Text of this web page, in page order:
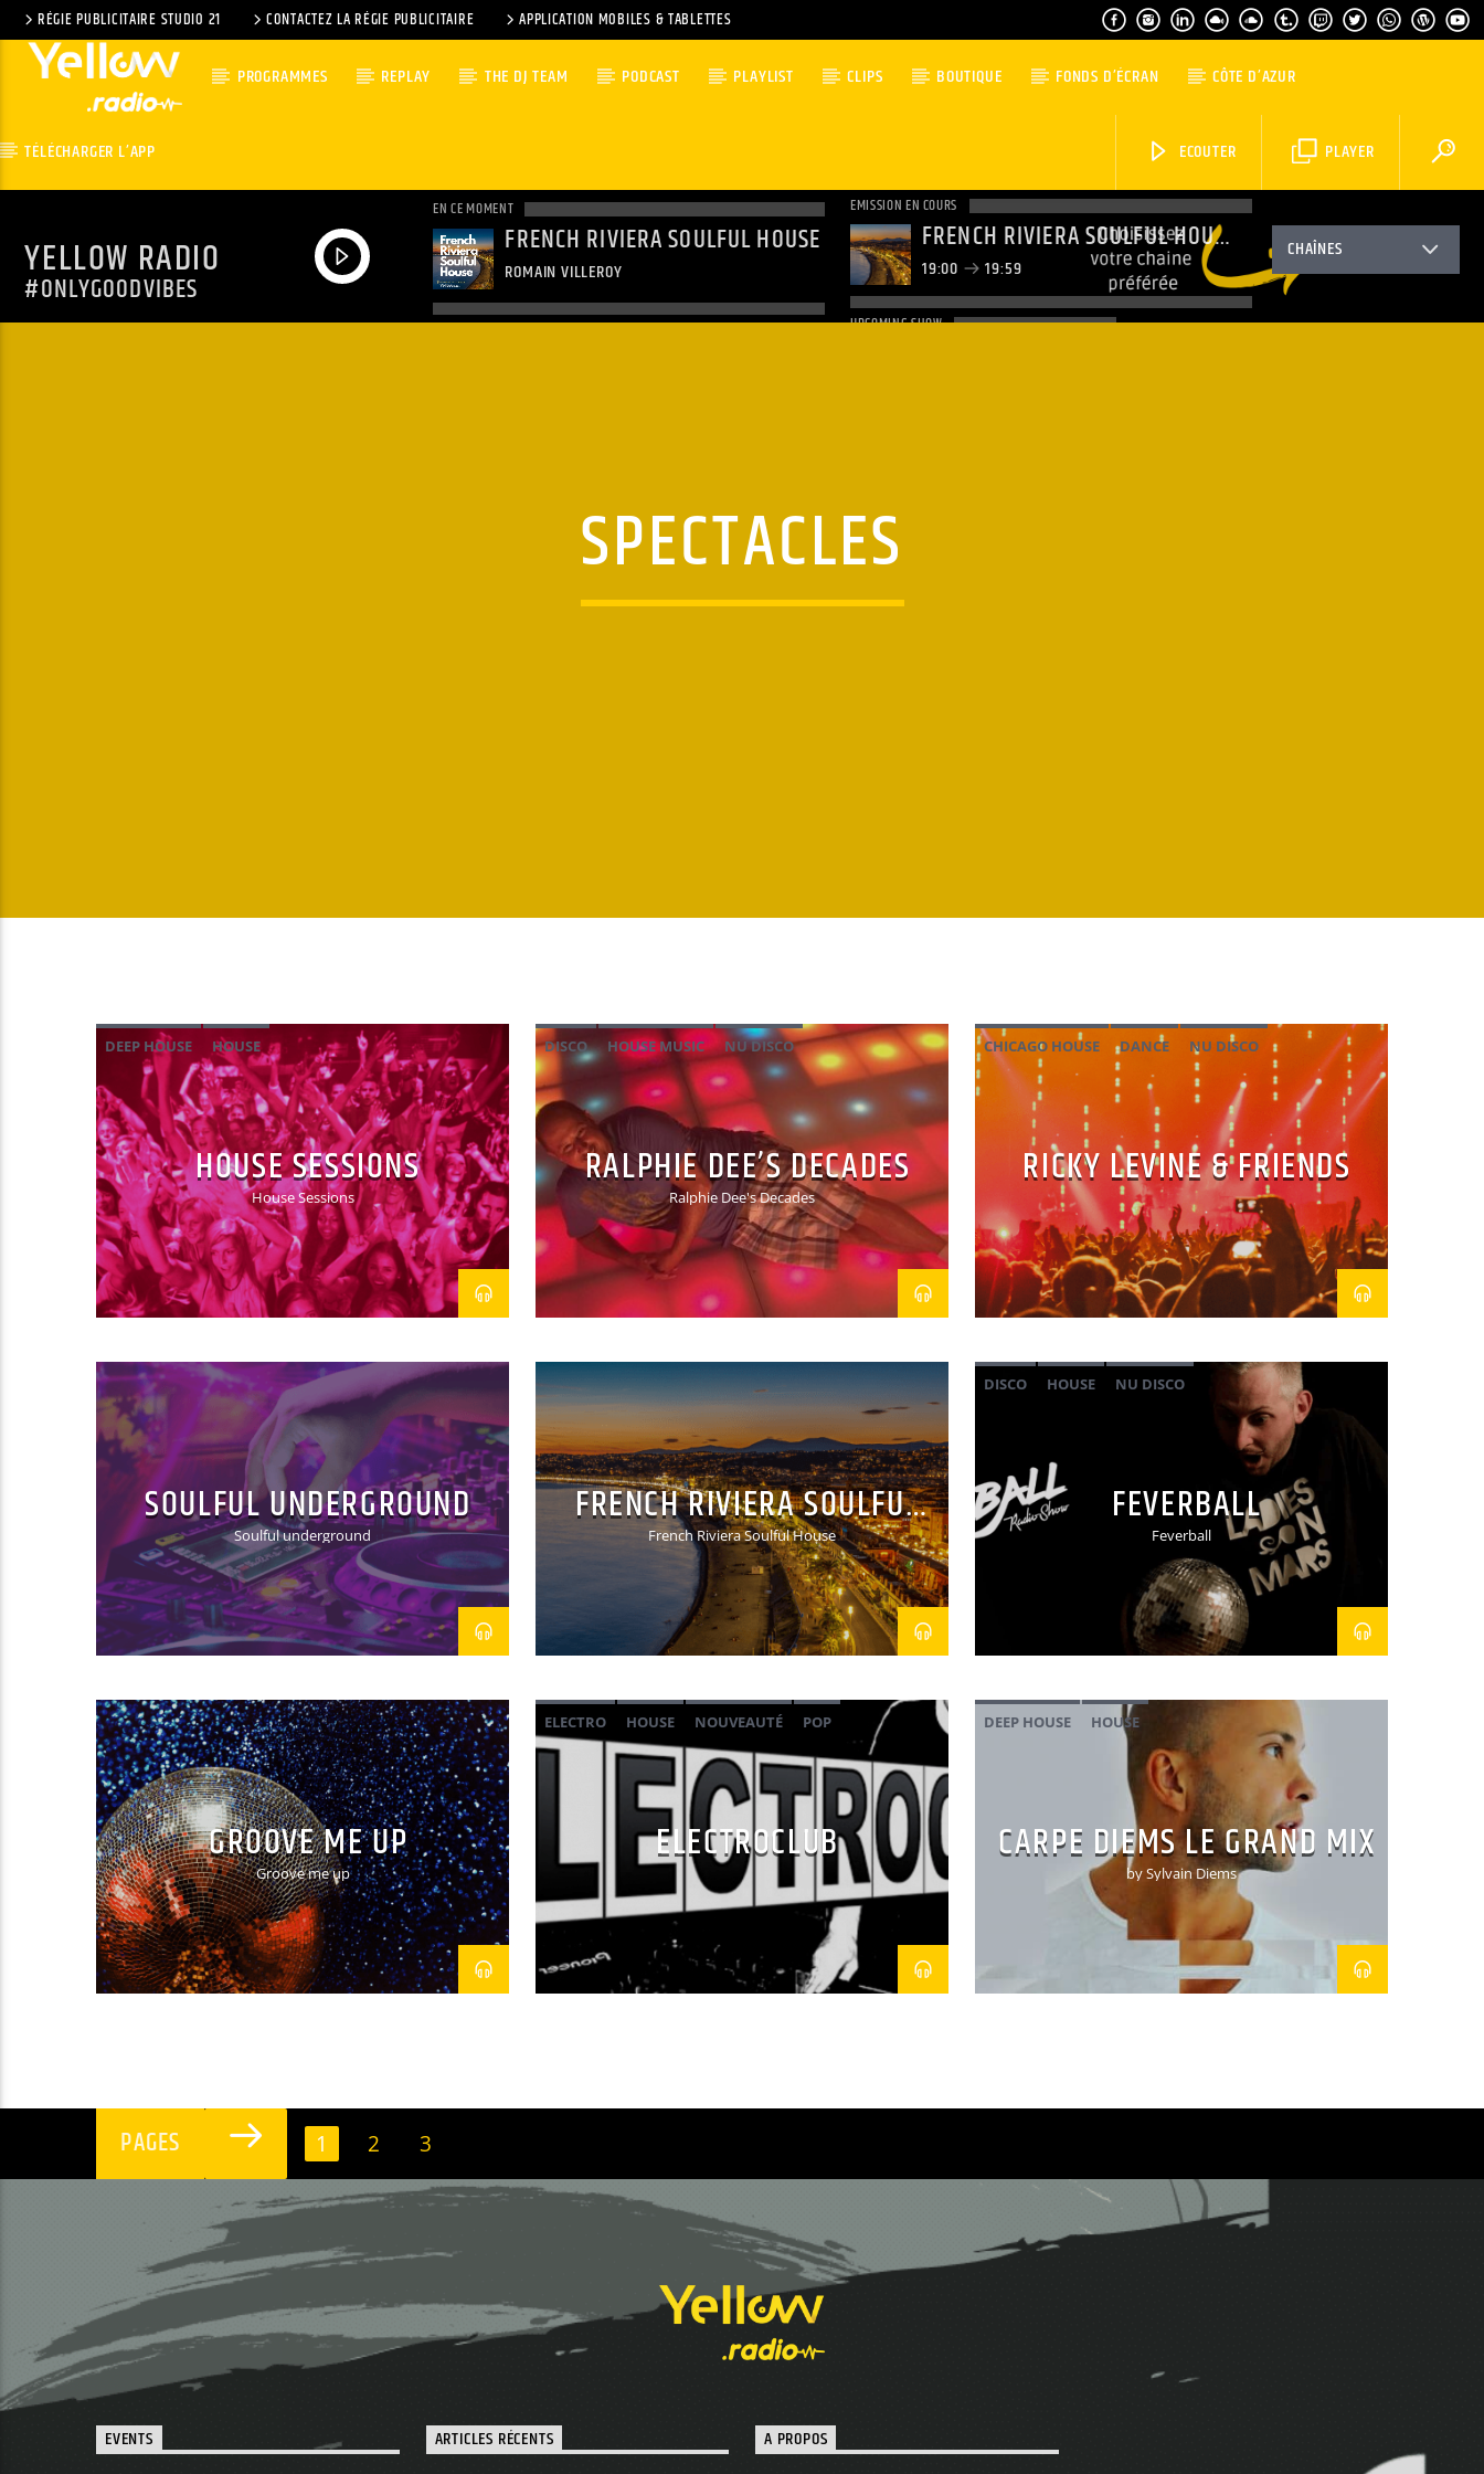
RÉGIE PUBLICITAIRE STUDIO 21 CONTACTEZ LA RÉGIE PUBLICITAIRE APPLICATION MOBILES & TABLETTES
PROGRAMMES REPLAY THE DJ TEAM PODCAST PLAYLIST CLIPS BOUTIQUE FONDS D’ÉCRAN CÔTE D’AZUR
TÉLÉCHARGER L’APP PLAYER
ECOUTER
YELLOW RADIO
#ONLYGOODVIBES
EN CE MOMENT
FRENCH RIVIERA SOULFUL HOUSE
ROMAIN VILLEROY
EMISSION EN COURS
FRENCH RIVIERA SOULFUL HOUSE
19:00 19:59
UPCOMING SHOW
CHAÎNES
SPECTACLES
DEEP HOUSE HOUSE
HOUSE SESSIONS
House Sessions
DISCO HOUSE MUSIC NU DISCO
RALPHIE DEE’S DECADES
Ralphie Dee's Decades
CHICAGO HOUSE DANCE NU DISCO
RICKY LEVINE & FRIENDS
SOULFUL UNDERGROUND
Soulful underground
FRENCH RIVIERA SOULFUL
HOUSE
French Riviera Soulful House
DISCO HOUSE NU DISCO
FEVERBALL
Feverball
GROOVE ME UP
Groove me up
ELECTRO HOUSE NOUVEAUTÉ
POP
POP ELECTRO
ELECTROCLUB
DEEP HOUSE HOUSE
CARPE DIEMS LE GRAND MIX
by Sylvain Diems
PAGES 1 2 3
EVENTS ARTICLES RÉCENTS A PROPOS